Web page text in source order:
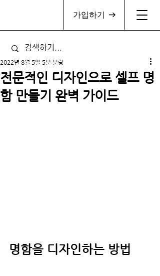
가입하기
전문적인 디자인으로 셀프 명
함 만들기 완벽 가이드
2022년 8월 5일 5분 분량
명함을 디자인하는 방법